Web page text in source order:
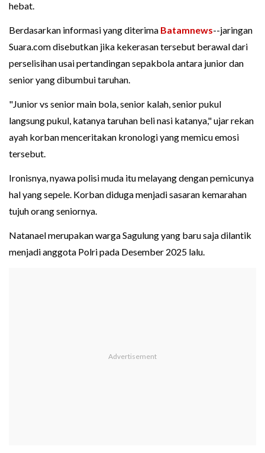
hebat.
Berdasarkan informasi yang diterima Batamnews--jaringan
Suara.com disebutkan jika kekerasan tersebut berawal dari
perselisihan usai pertandingan sepakbola antara junior dan
senior yang dibumbui taruhan.
"Junior vs senior main bola, senior kalah, senior pukul
langsung pukul, katanya taruhan beli nasi katanya," ujar rekan
ayah korban menceritakan kronologi yang memicu emosi
tersebut.
Ironisnya, nyawa polisi muda itu melayang dengan pemicunya
hal yang sepele. Korban diduga menjadi sasaran kemarahan
tujuh orang seniornya.
Natanael merupakan warga Sagulung yang baru saja dilantik
menjadi anggota Polri pada Desember 2025 lalu.